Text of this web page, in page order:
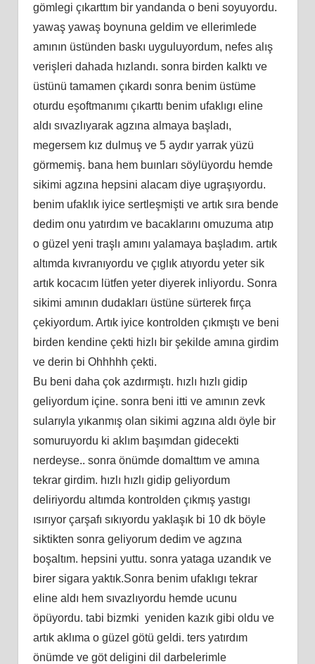
gömlegi çıkarttım bir yandanda o beni soyuyordu.
yawaş yawaş boynuna geldim ve ellerimlede
amının üstünden baskı uyguluyordum, nefes alış
verişleri dahada hızlandı. sonra birden kalktı ve
üstünü tamamen çıkardı sonra benim üstüme
oturdu eşoftmanımı çıkarttı benim ufaklıgı eline
aldı sıvazlıyarak agzına almaya başladı,
megersem kız dulmuş ve 5 aydır yarrak yüzü
görmemiş. bana hem buınları söylüyordu hemde
sikimi agzına hepsini alacam diye ugraşıyordu.
benim ufaklık iyice sertleşmişti ve artık sıra bende
dedim onu yatırdım ve bacaklarını omuzuma atıp
o güzel yeni traşlı amını yalamaya başladım. artık
altımda kıvranıyordu ve çıglık atıyordu yeter sik
artık kocacım lütfen yeter diyerek inliyordu. Sonra
sikimi amının dudakları üstüne sürterek fırça
çekiyordum. Artık iyice kontrolden çıkmıştı ve beni
birden kendine çekti hizlı bir şekilde amına girdim
ve derin bi Ohhhhh çekti.
Bu beni daha çok azdırmıştı. hızlı hızlı gidip
geliyordum içine. sonra beni itti ve amının zevk
sularıyla yıkanmış olan sikimi agzına aldı öyle bir
somuruyordu ki aklım başımdan gidecekti
nerdeyse.. sonra önümde domalttım ve amına
tekrar girdim. hızlı hızlı gidip geliyordum
deliriyordu altımda kontrolden çıkmış yastıgı
ısırıyor çarşafı sıkıyordu yaklaşık bi 10 dk böyle
siktikten sonra geliyorum dedim ve agzına
boşaltım. hepsini yuttu. sonra yataga uzandık ve
birer sigara yaktık.Sonra benim ufaklıgı tekrar
eline aldı hem sıvazlıyordu hemde ucunu
öpüyordu. tabi bizmki yeniden kazık gibi oldu ve
artık aklıma o güzel götü geldi. ters yatırdım
önümde ve göt deligini dil darbelerimle